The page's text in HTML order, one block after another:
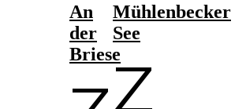
An
der
Briese
Mühlenbecker
See
Z